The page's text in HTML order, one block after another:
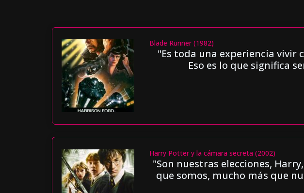
Blade Runner (1982)
"Es toda una experiencia vivir
Eso es lo que significa
Harry Potter y la cámara secreta (2002)
"Son nuestras elecciones,
que somos, mucho más que